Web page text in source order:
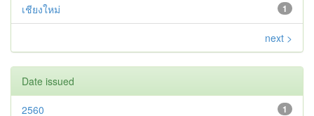
1
เชียงใหม่
next >
Date issued
1
2560